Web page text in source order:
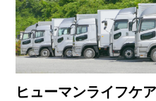
ヒューマンライフケ